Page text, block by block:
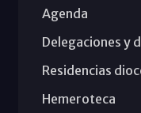
Agenda
Delegaciones y
Residencias
Hemeroteca